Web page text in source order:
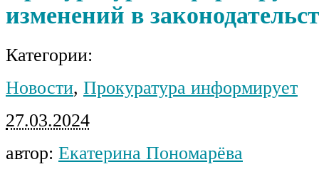
изменений в
Категории:
Новости, Прокуратура информирует
27.03.2024
автор: Екатерина Пономарёва